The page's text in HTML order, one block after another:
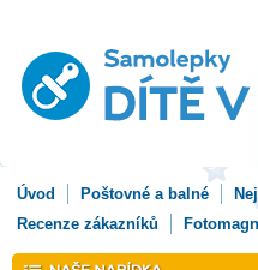
Úvod Poštovné a balné
Recenze zákazníků